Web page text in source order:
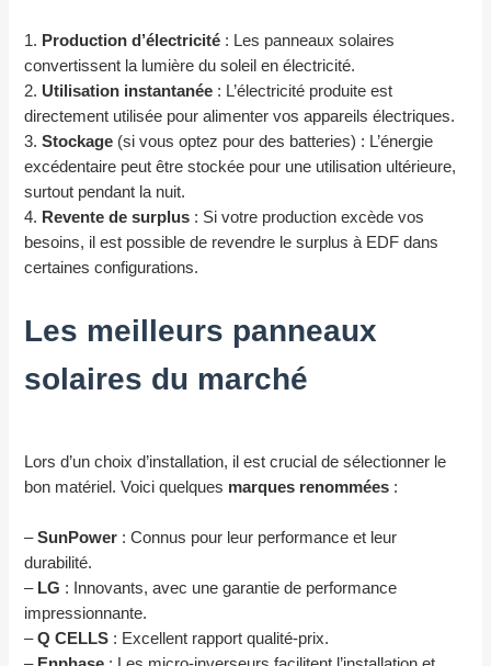
1. Production d’électricité : Les panneaux solaires
convertissent la lumière du soleil en électricité.
2. Utilisation instantanée : L’électricité produite est
directement utilisée pour alimenter vos appareils électriques.
3.Stockage (si vous optez pour des batteries) : L’énergie
excédentaire peut être stockée pour une utilisation ultérieure,
surtout pendant la nuit.
4. Revente de surplus : Si votre production excède vos
besoins, il est possible de revendre le surplus à EDF dans
certaines configurations.
Les meilleurs panneaux
solaires du marché
Lors d’un choix d’installation, il est crucial de sélectionner le
bon matériel. Voici quelques marques renommées :
–SunPower : Connus pour leur performance et leur
durabilité.
– LG : Innovants, avec une garantie de performance
impressionnante.
–Q CELLS : Excellent rapport qualité-prix.